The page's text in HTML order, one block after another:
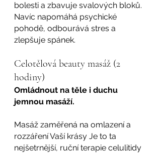
bolesti a zbavuje svalových bloků.
Navíc napomáhá psychické
pohodě, odbourává stres a
zlepšuje spánek.
Celotělová beauty masáž (2
hodiny)
Omládnout na těle i duchu
jemnou masáží.
Masáž zaměřená na omlazení a
rozzáření Vaší krásy Je to ta
nejšetrnější, ruční terapie celulitidy